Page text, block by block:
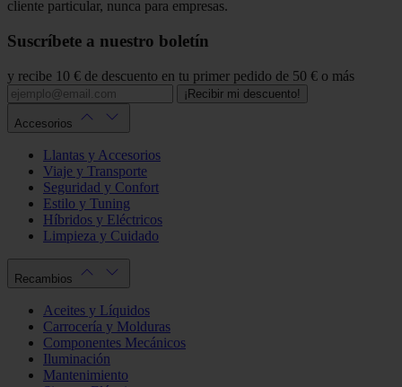
cliente particular, nunca para empresas.
Suscríbete a nuestro boletín
y recibe 10 € de descuento en tu primer pedido de 50 € o más
¡Recibir mi descuento!
Accesorios
Llantas y Accesorios
Viaje y Transporte
Seguridad y Confort
Estilo y Tuning
Híbridos y Eléctricos
Limpieza y Cuidado
Recambios
Aceites y Líquidos
Carrocería y Molduras
Componentes Mecánicos
Iluminación
Mantenimiento